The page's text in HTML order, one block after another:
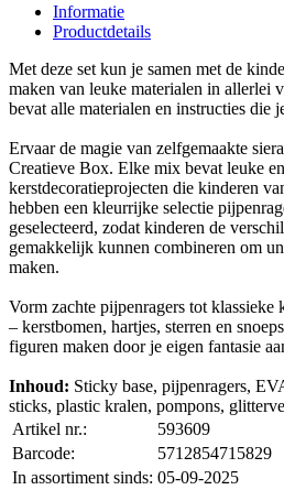
Informatie
Productdetails
Met deze set kun je samen met de
maken van leuke materialen in allerlei
bevat alle materialen en instructies die
Ervaar de magie van zelfgemaakte
Creatieve Box. Elke mix bevat leuke
kerstdecoratieprojecten die kinderen
hebben een kleurrijke selectie
geselecteerd, zodat kinderen de
gemakkelijk kunnen combineren om
maken.
Vorm zachte pijpenragers tot
– kerstbomen, hartjes, sterren en
figuren maken door je eigen fantasie
Inhoud: Sticky base, pijpenragers,
sticks, plastic kralen, pompons,
Artikel nr.:
593609
Barcode:
5712854715829
In assortiment sinds: 05-09-2025